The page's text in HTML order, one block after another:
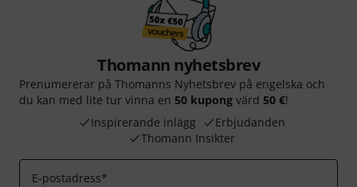
Thomann nyhetsbrev
Prenumererar på Thomanns Nyhetsbrev på engelska och
du kan med lite tur vinna en 50 kupong värd 50 €!
Inspirerande inlägg
Erbjudanden
Thomann Insikter
E-postadress*